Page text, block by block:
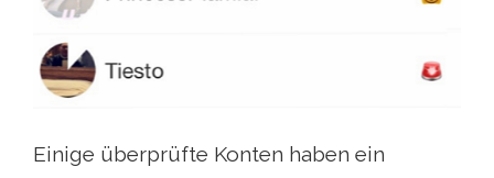
Einige überprüfte Konten haben ein